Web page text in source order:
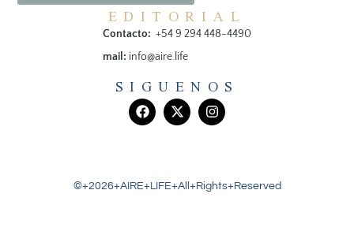
EDITORIAL
Contacto: +54 9 294 448-4490
mail: info@aire.life
SIGUENOS
©+2026+AIRE+LIFE+All+Rights+Reserved